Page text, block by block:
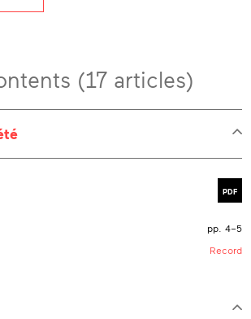
(17 articles)
PDF
pp. 4–5
Record